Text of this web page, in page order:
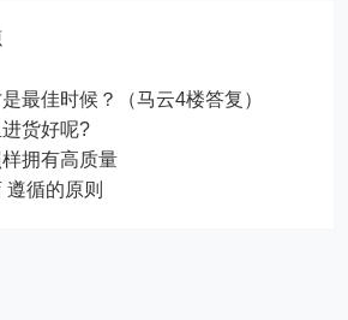
最佳时候？（马云4楼答复）
货好呢?
拥有高质量
循的原则